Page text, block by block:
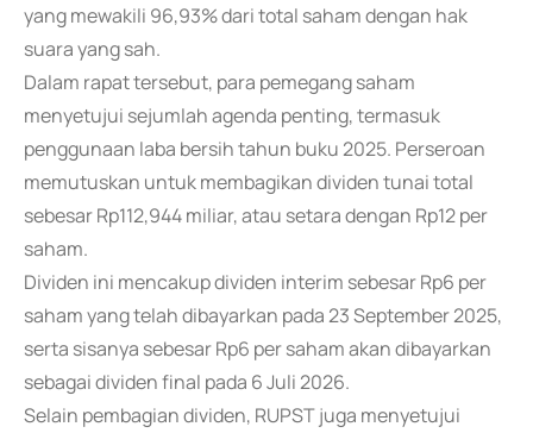
yang mewakili 96,93% dari total saham dengan hak
suara yang sah.
Dalam rapat tersebut, para pemegang saham
menyetujui sejumlah agenda penting, termasuk
penggunaan laba bersih tahun buku 2025. Perseroan
memutuskan untuk membagikan dividen tunai total
sebesar Rp112,944 miliar, atau setara dengan Rp12 per
saham.
Dividen ini mencakup dividen interim sebesar Rp6 per
saham yang telah dibayarkan pada 23 September 2025,
serta sisanya sebesar Rp6 per saham akan dibayarkan
sebagai dividen final pada 6 Juli 2026.
Selain pembagian dividen, RUPST juga menyetujui